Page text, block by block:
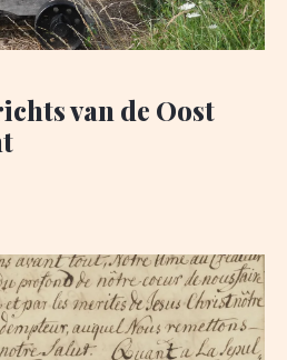
van de Oost